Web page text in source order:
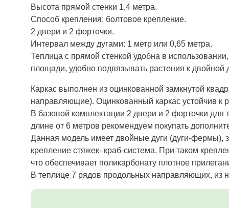
Высота прямой стенки 1,4 метра.
Способ крепления: болтовое крепление.
2 двери и 2 форточки.
Интервал между дугами: 1 метр или 0,65 метра.
Теплица с прямой стенкой удобна в
площади, удобно подвязывать растения к двойной
Каркас выполнен из оцинкованной замкнутой
направляющие). Оцинкованный каркас устойчив к
В базовой комплектации 2 двери и 2 форточки
длине от 6 метров рекомендуем покупать
Данная модель имеет двойные дуги (дуги-фермы),
крепление стяжек- краб-система. При таком
что обеспечивает поликарбонату плотное
В теплице 7 рядов продольных направляющих, из